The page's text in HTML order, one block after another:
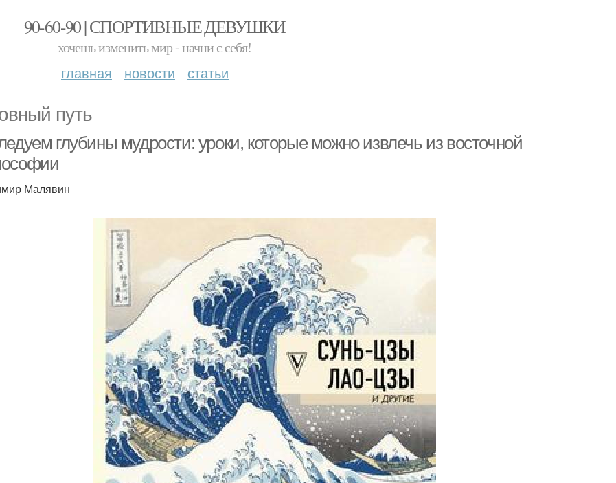
90-60-90 | СПОРТИВНЫЕ ДЕВУШКИ
хочешь изменить мир - начни с себя!
главная новости статьи
путь
глубины мудрости: уроки, которые можно извлечь из восточной
Малявин